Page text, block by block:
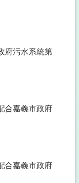
府污水系統第
合嘉義市政府
合嘉義市政府